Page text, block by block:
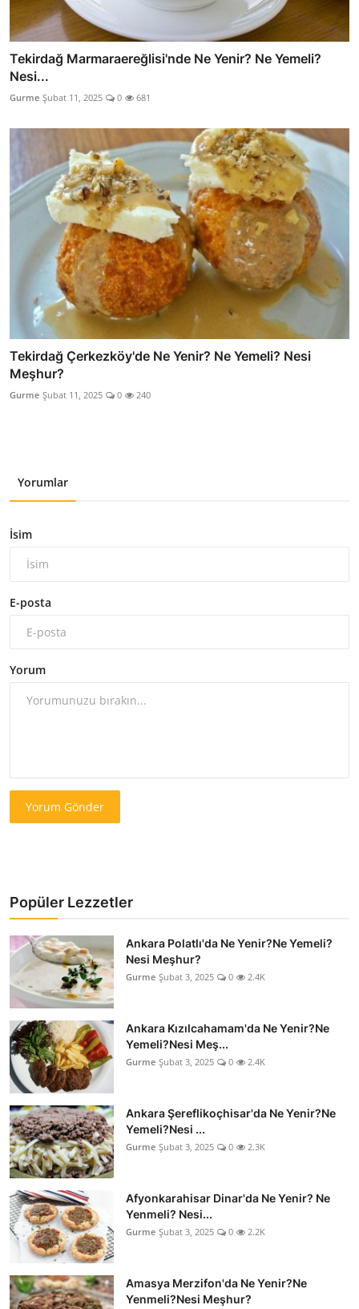
Tekirdağ Marmaraereğlisi'nde Ne Yenir? Ne Yemeli?
Nesi...
Gurme Şubat 11, 2025 0 681
Tekirdağ Çerkezköy'de Ne Yenir? Ne Yemeli? Nesi
Meşhur?
Gurme Şubat 11, 2025 0 240
Yorumlar
İsim
E-posta
Yorum
Yorum Gönder
Popüler Lezzetler
Ankara Polatlı'da Ne Yenir?Ne Yemeli?
Nesi Meşhur?
Gurme Şubat 3, 2025 0 2.4K
Ankara Kızılcahamam'da Ne Yenir?Ne
Yemeli?Nesi Meş...
Gurme Şubat 3, 2025 0 2.4K
Ankara Şereflikoçhisar'da Ne Yenir?Ne
Yemeli?Nesi ...
Gurme Şubat 3, 2025 0 2.3K
Afyonkarahisar Dinar'da Ne Yenir? Ne
Yenmeli? Nesi...
Gurme Şubat 3, 2025 0 2.2K
Amasya Merzifon'da Ne Yenir?Ne
Yenmeli?Nesi Meşhur?